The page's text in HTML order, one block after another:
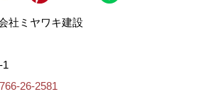
社ミヤワキ建設
1
26-2581